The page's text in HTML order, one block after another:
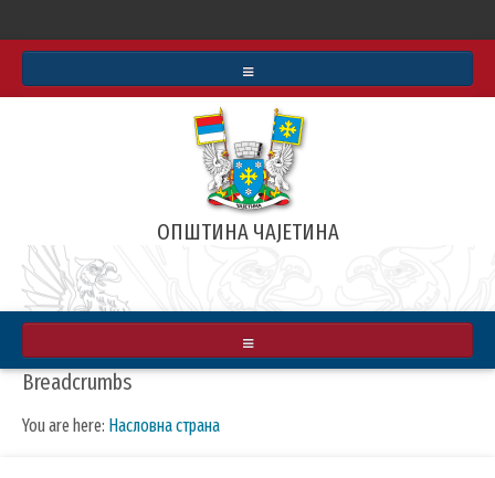
АРХИВА ВЕСТИ
РЕАЛИЗОВАЛИ СМО
ЗЛАТИБОРСКЕ ВЕСТИ
ОПШТИНА ЧАЈЕТИНА
О ОПШТИНИ
ПРИВРЕДА
Breadcrumbs
You are here: Насловна страна